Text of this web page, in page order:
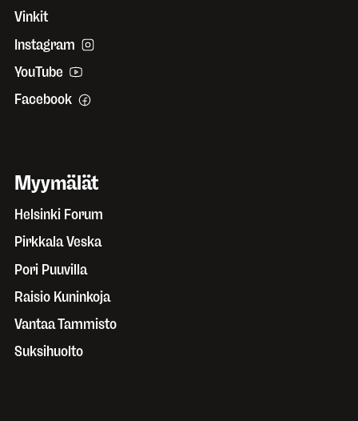
Vinkit
Instagram
YouTube
Facebook
Myymälät
Helsinki Forum
Pirkkala Veska
Pori Puuvilla
Raisio Kuninkoja
Vantaa Tammisto
Suksihuolto